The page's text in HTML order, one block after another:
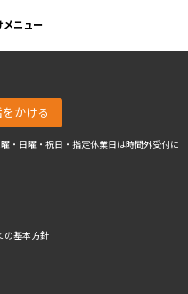
メニュー
かける
・日曜・祝日・指定休業日は時間外受付に
の基本方針